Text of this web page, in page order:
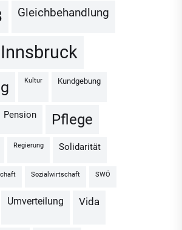
Gleichbehandlung
Innsbruck
Kultur Kundgebung
Pension Pflege
Regierung Solidarität
Sozialwirtschaft SWÖ
Umverteilung vida